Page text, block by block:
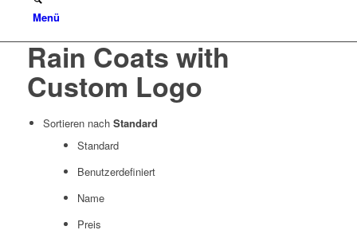
Menü
Rain Coats with
Custom Logo
Sortieren nach Standard
Standard
Benutzerdefiniert
Name
Preis